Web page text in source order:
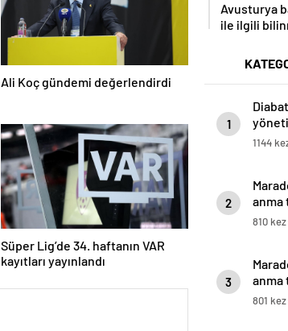
Ali Koç gündemi değerlendirdi
Süper Lig’de 34. haftanın VAR
kayıtları yayınlandı
Avusturya
ile ilgili
1
1144
2
anma
810
3
anma
801